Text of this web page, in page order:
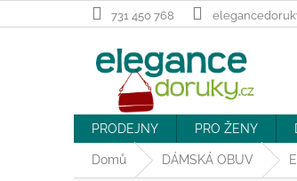
na
731 450 768
PRODEJNY PRO ŽENY
Domů DÁMSKÁ OBUV